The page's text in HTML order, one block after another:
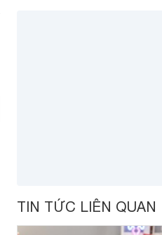
TIN TỨC LIÊN QUAN